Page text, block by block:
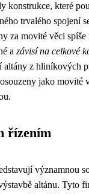
konstrukce, které
trvalého spojení
za movité věci spíše
a závisí na celkové
altány z hliníkových
jako movité
řízením
významnou
altánu. Tyto